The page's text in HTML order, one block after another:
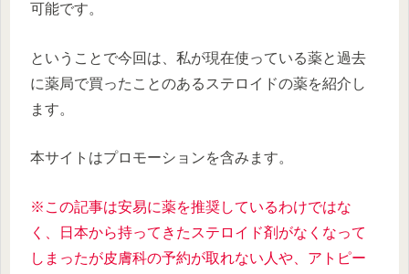
可能です。
ということで今回は、私が現在使っている薬と過去
に薬局で買ったことのあるステロイドの薬を紹介し
ます。
本サイトはプロモーションを含みます。
※この記事は安易に薬を推奨しているわけではな
く、日本から持ってきたステロイド剤がなくなって
しまったが皮膚科の予約が取れない人や、アトピー